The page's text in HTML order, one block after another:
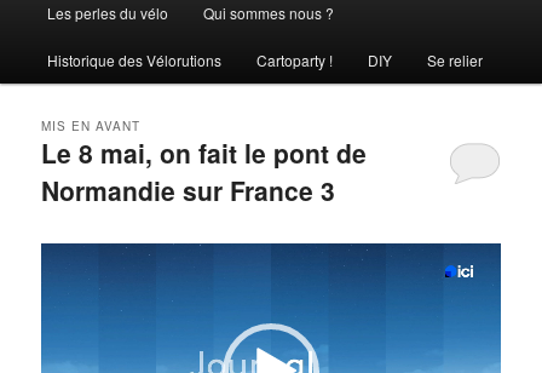
principal
Les perles du vélo Qui sommes nous ?
Historique des Vélorutions Cartoparty ! DIY Se relier
Le 8 mai, on fait le pont de
Normandie sur France 3
MIS EN AVANT